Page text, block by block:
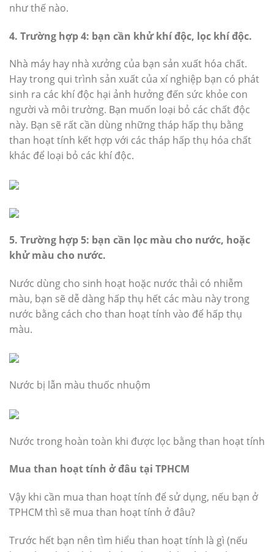
như thế nào.
4. Trường hợp 4: bạn cần khử khí độc, lọc khí độc.
Nhà máy hay nhà xưởng của bạn sản xuất hóa chất.
Hay trong qui trình sản xuất của xí nghiệp bạn có phát
sinh ra các khí độc hại ảnh hưởng đến sức khỏe con
người và môi trường. Bạn muốn loại bỏ các chất độc
này. Bạn sẽ rất cần dùng những tháp hấp thụ bằng
than hoạt tính kết hợp với các tháp hấp thụ hóa chất
khác để loại bỏ các khí độc.
5. Trường hợp 5: bạn cần lọc màu cho nước, hoặc
khử màu cho nước.
Nước dùng cho sinh hoạt hoặc nước thải có nhiễm
màu, bạn sẽ dễ dàng hấp thụ hết các màu này trong
nước bằng cách cho than hoạt tính vào để hấp thụ
màu.
Nước bị lẫn màu thuốc nhuộm
Nước trong hoàn toàn khi được lọc bằng than hoạt tính
Mua than hoạt tính ở đâu tại TPHCM
Vậy khi cần mua than hoạt tính để sử dụng, nếu bạn ở
TPHCM thì sẽ mua than hoạt tính ở đâu?
Trước hết bạn nên tìm hiểu than hoạt tính là gì (nếu